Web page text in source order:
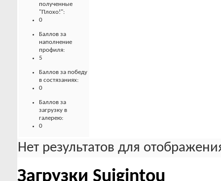
полученные
"Плохо!":
0
Баллов за
наполнение
профиля:
5
Баллов за победу
в состязаниях:
0
Баллов за
загрузку в
галерею:
0
Нет результатов для
Загрузки Suigintou